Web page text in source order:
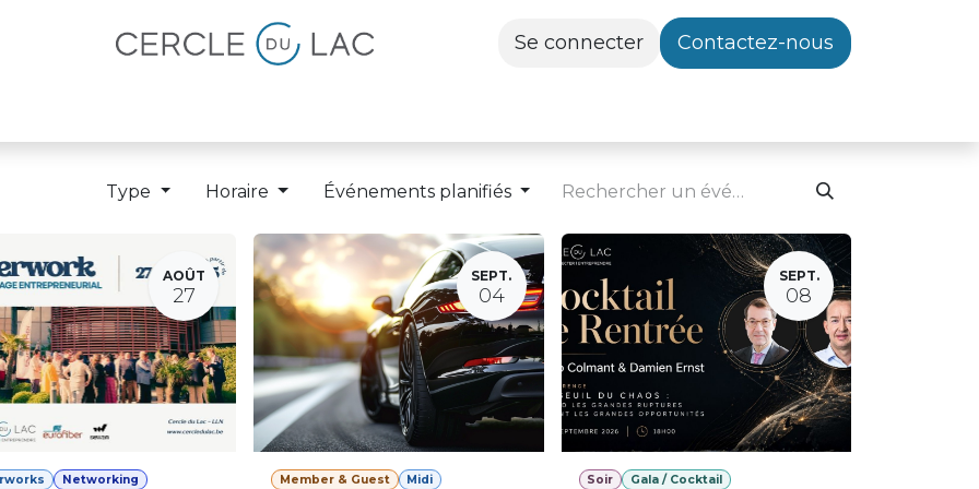
Se connecter Contactez-nous
Type Horaire Événements planifiés
AOÛT
27
Networking
SEPT.
04
Member & Guest
Midi
SEPT.
08
Soir Gala / Cocktail